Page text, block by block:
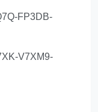
FP3DB-
V7XM9-